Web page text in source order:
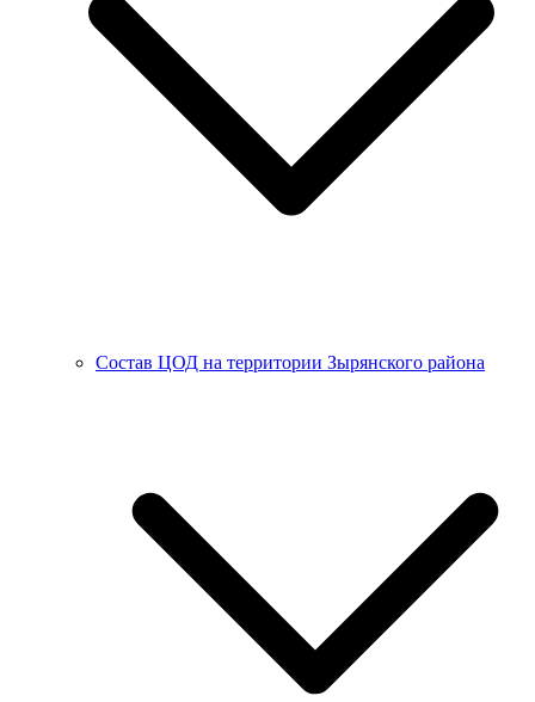
Состав ЦОД на территории Зырянского района